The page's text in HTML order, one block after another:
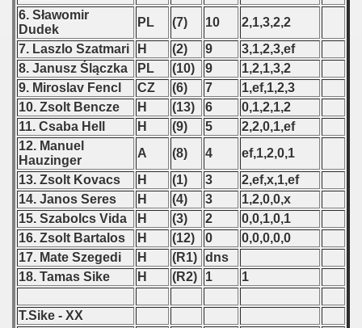
6. Sławomir
Dudek
PL (7) 10
2,1,3,2,2
7. Laszlo Szatmari
H (2) 9
3,1,2,3,ef
8. Janusz Ślączka
PL (10) 9
1,2,1,3,2
9. Miroslav Fencl
CZ (6) 7
1,ef,1,2,3
10. Zsolt Bencze
H (13) 6
0,1,2,1,2
11. Csaba Hell
H (9) 5
2,2,0,1,ef
12. Manuel
Hauzinger
A (8) 4
ef,1,2,0,1
13. Zsolt Kovacs
H (1) 3
2,ef,x,1,ef
14. Janos Seres
H (4) 3
1,2,0,0,x
15. Szabolcs Vida
H (3) 2
0,0,1,0,1
16. Zsolt Bartalos
H (12) 0
0,0,0,0,0
17. Mate Szegedi
H (R1) dns
18. Tamas Sike
H (R2) 1 1
T.Sike - XX
- 2006
- 2007
- 2008
- 2009
- 2010
- 2011
- 2012
- 2013
- 2014